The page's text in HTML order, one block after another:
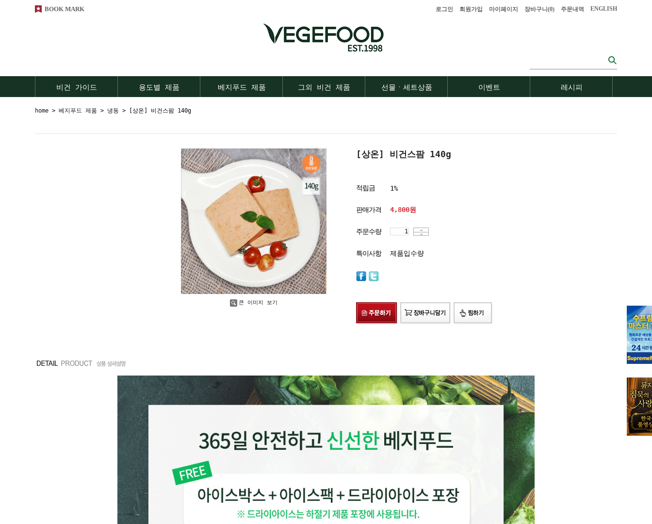
BOOK MARK 로그인 회원가입 마이페이지 장바구니(0) 주문내역 ENGLISH
비건 가이드 용도별 제품 베지푸드 제품 그외 비건 제품 선물ㆍ세트상품 이벤트 레시피
home > 베지푸드 제품 > 냉동 > [상온] 비건스팜 140g
큰 이미지 보기
[상온] 비건스팜 140g
적립금 1%
판매가격 4,800원
주문수량
특이사항 제품입수량